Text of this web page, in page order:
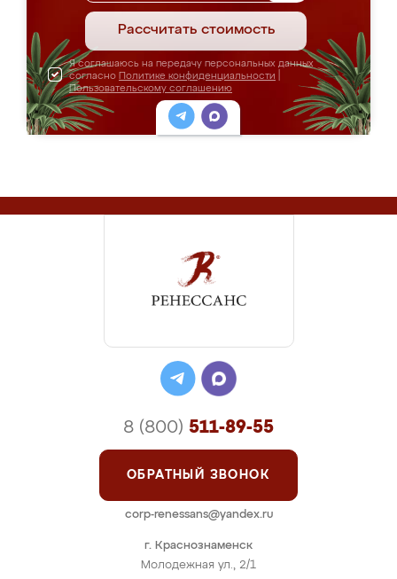
Рассчитать стоимость
Я соглашаюсь на передачу персональных данных
согласно Политике конфиденциальности
Пользовательскому соглашению
г. Краснознаменск
Молодежная ул., 2/1
8 (800) 511-89-55
ОБРАТНЫЙ ЗВОНОК
corp-renessans@yandex.ru